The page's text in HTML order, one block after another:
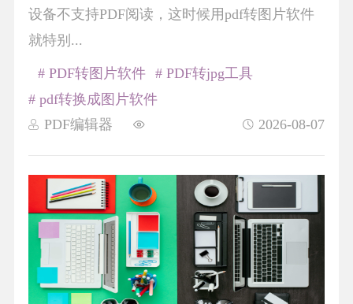
设备不支持PDF阅读，这时候用pdf转图片软件
就特别...
PDF编辑器 2026-08-07
# PDF转图片软件
# PDF转jpg工具
# pdf转换成图片软件